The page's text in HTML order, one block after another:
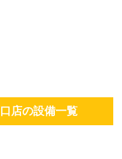
店の設備一覧